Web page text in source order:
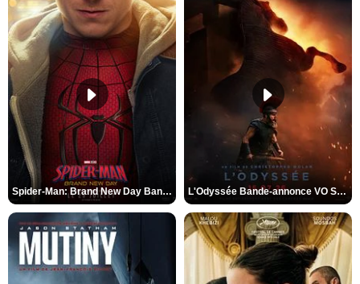
Spider-Man: Brand New Day Bande-annonce VO STFR L'Odyssée Bande-annonce VO STFR